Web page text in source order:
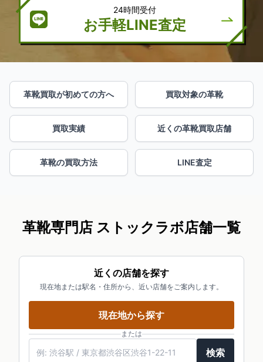
24時間受付
お手軽LINE査定
革靴買取が初めての方へ 買取対象の革靴
買取実績 近くの革靴買取店舗
革靴の買取方法 LINE査定
革靴専門店 ストックラボ店舗一覧
近くの店舗を探す
現在地または駅名・住所から、近い店舗をご案内します。
現在地から探す
または
検索